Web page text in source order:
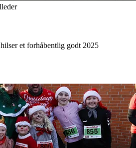
et forhåbentlig godt 2025